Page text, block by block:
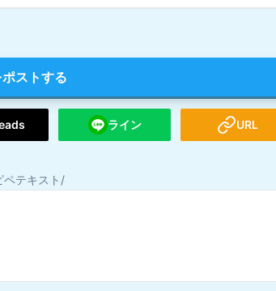
ストする
ライン URL
ペテキスト/